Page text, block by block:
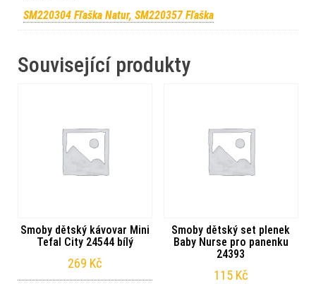
SM220304 Fľaška Natur, SM220357 Fľaška
Související produkty
Smoby dětský kávovar Mini
Tefal City 24544 bílý
269 Kč
Smoby dětský set plenek
Baby Nurse pro panenku
24393
115 Kč